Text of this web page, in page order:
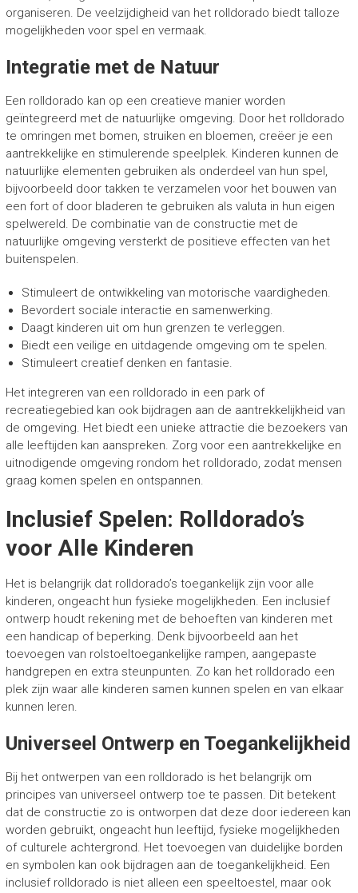
organiseren. De veelzijdigheid van het rolldorado biedt talloze
mogelijkheden voor spel en vermaak.
Integratie met de Natuur
Een rolldorado kan op een creatieve manier worden
geïntegreerd met de natuurlijke omgeving. Door het rolldorado
te omringen met bomen, struiken en bloemen, creëer je een
aantrekkelijke en stimulerende speelplek. Kinderen kunnen de
natuurlijke elementen gebruiken als onderdeel van hun spel,
bijvoorbeeld door takken te verzamelen voor het bouwen van
een fort of door bladeren te gebruiken als valuta in hun eigen
spelwereld. De combinatie van de constructie met de
natuurlijke omgeving versterkt de positieve effecten van het
buitenspelen.
Stimuleert de ontwikkeling van motorische vaardigheden.
Bevordert sociale interactie en samenwerking.
Daagt kinderen uit om hun grenzen te verleggen.
Biedt een veilige en uitdagende omgeving om te spelen.
Stimuleert creatief denken en fantasie.
Het integreren van een rolldorado in een park of
recreatiegebied kan ook bijdragen aan de aantrekkelijkheid van
de omgeving. Het biedt een unieke attractie die bezoekers van
alle leeftijden kan aanspreken. Zorg voor een aantrekkelijke en
uitnodigende omgeving rondom het rolldorado, zodat mensen
graag komen spelen en ontspannen.
Inclusief Spelen: Rolldorado’s
voor Alle Kinderen
Het is belangrijk dat rolldorado’s toegankelijk zijn voor alle
kinderen, ongeacht hun fysieke mogelijkheden. Een inclusief
ontwerp houdt rekening met de behoeften van kinderen met
een handicap of beperking. Denk bijvoorbeeld aan het
toevoegen van rolstoeltoegankelijke rampen, aangepaste
handgrepen en extra steunpunten. Zo kan het rolldorado een
plek zijn waar alle kinderen samen kunnen spelen en van elkaar
kunnen leren.
Universeel Ontwerp en Toegankelijkheid
Bij het ontwerpen van een rolldorado is het belangrijk om
principes van universeel ontwerp toe te passen. Dit betekent
dat de constructie zo is ontworpen dat deze door iedereen kan
worden gebruikt, ongeacht hun leeftijd, fysieke mogelijkheden
of culturele achtergrond. Het toevoegen van duidelijke borden
en symbolen kan ook bijdragen aan de toegankelijkheid. Een
inclusief rolldorado is niet alleen een speeltoestel, maar ook